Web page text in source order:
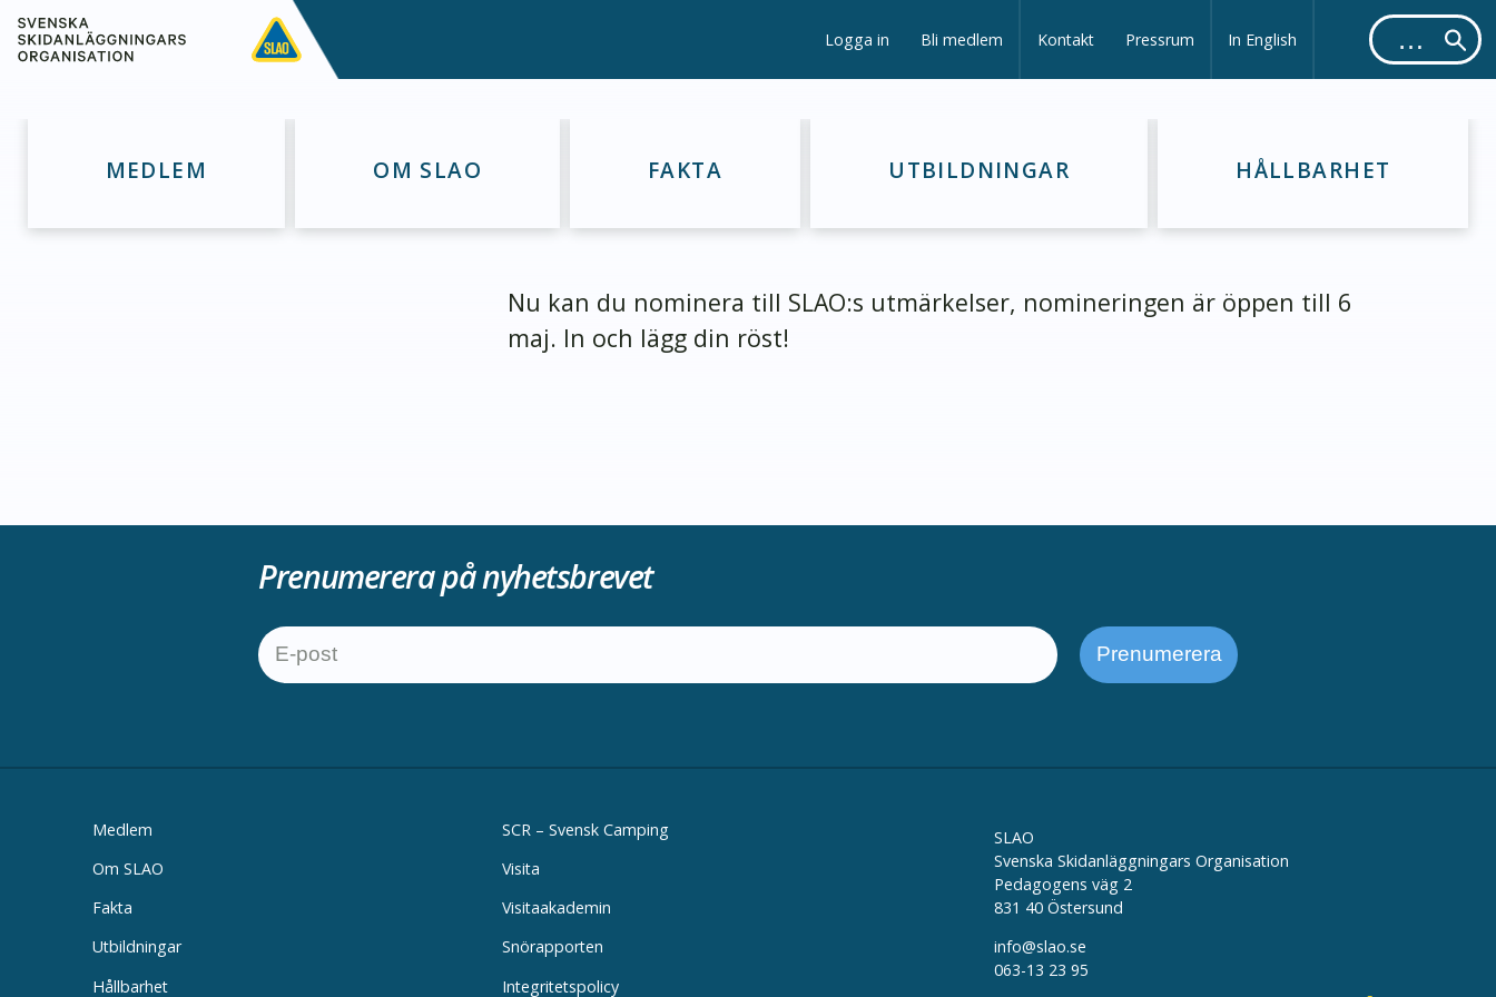
Logga in Bli medlem Kontakt Pressrum In English
MEDLEM OM SLAO FAKTA UTBILDNINGAR HÅLLBARHET
Nu kan du nominera till SLAO:s utmärkelser, nomineringen är öppen till 6
maj. In och lägg din röst!
Prenumerera på nyhetsbrevet
Medlem
Om SLAO
Fakta
Utbildningar
Hållbarhet
SCR – Svensk Camping
Visita
Visitaakademin
Snörapporten
Integritetspolicy
SLAO
Svenska Skidanläggningars Organisation
Pedagogens väg 2
831 40 Östersund
info@slao.se
063-13 23 95